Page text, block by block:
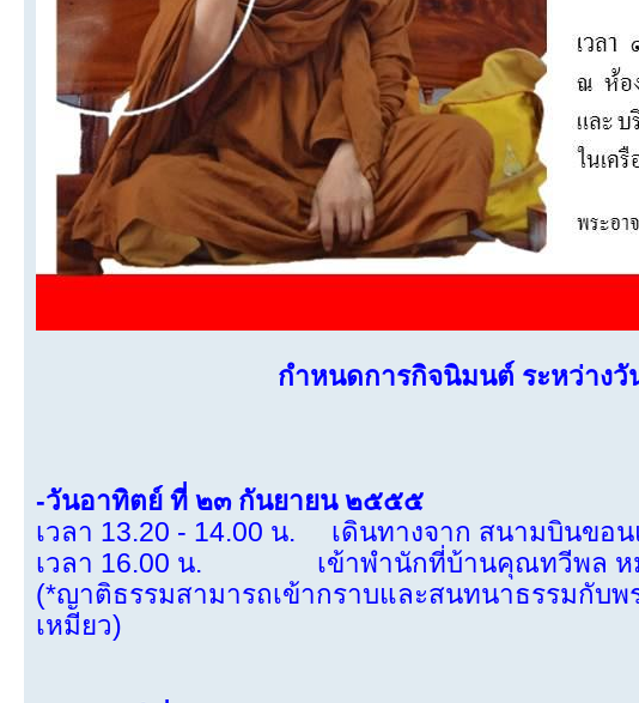
กำหนดการกิจนิมนต์ ระหว่าง
-วันอาทิตย์ ที่ ๒๓ กันยายน ๒๕๕๕
เวลา 13.20 - 14.00 น. เดินทางจาก สนามบินขอ
เวลา 16.00 น. เข้าพำนักที่บ้านคุณทวีพล หมู่บ้
(*ญาติธรรมสามารถเข้ากราบและสนทนาธรรมกับ
เหมียว)